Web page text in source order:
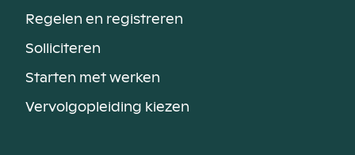
Regelen en registreren
Solliciteren
Starten met werken
Vervolgopleiding kiezen